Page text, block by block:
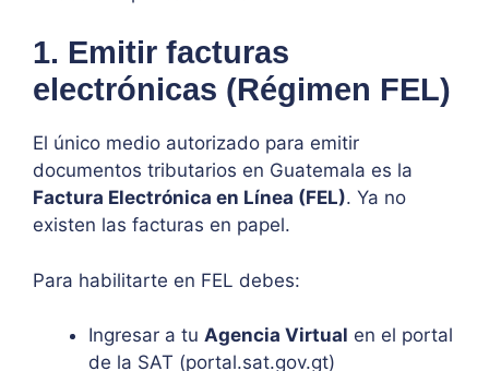
1. Emitir facturas
electrónicas (Régimen FEL)
El único medio autorizado para emitir
documentos tributarios en Guatemala es la
Factura Electrónica en Línea (FEL). Ya no
existen las facturas en papel.
Para habilitarte en FEL debes:
Ingresar a tu Agencia Virtual en el portal
de la SAT (portal.sat.gov.gt)